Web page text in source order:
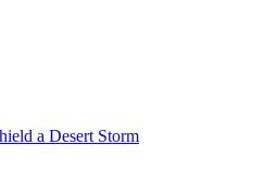
a Desert Storm